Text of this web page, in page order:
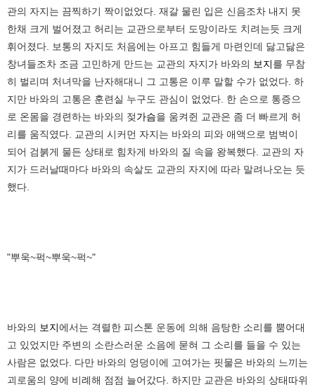
관의 자지는 끔찍하기 짝이없었다. 재갈 물린 입은 신음조차 내지 못
한채 크게 벌어졌고 허리는 교관으로부터 도망이라도 치려는듯 크게
휘어졌다. 보통의 자지도 처음에는 아프고 힘들게 마련인데 닳고닳은
창녀들조차 조금 고민하게 만드는 교관의 자지가 바와의 보지를 무참
히 벌리며 처녀막을 난자해대니 그 고통은 이루 말할 수가 없었다. 하
지만 바와의 고통은 훈련실 누구도 관심이 없었다. 한 손으로 통증으
로 온몸을 경련하는 바와의 젖가슴을 움켜쥔 교관은 좀 더 빠르게 허
리를 움직였다. 교관의 시커먼 자지는 바와의 피와 애액으로 범벅이
되어 검붉게 물든 상태로 힘차게 바와의 질 속을 왕복했다. 교관의 자
지가 드러날때마다 바와의 속살도 교관의 자지에 따라 말려나오는 듯
했다.
"뿌욱~퍽~뿌욱~퍽~"
바와의 보지에서는 격렬한 피스톤 운동에 의해 음탕한 소리를 뿜어대
고 있었지만 주변의 소란스러운 소음에 묻혀 그 소리를 들을 수 있는
사람은 없었다. 다만 바와의 엉덩이에 고여가는 핏물은 바와의 느끼는
괴로움의 양에 비례해 점점 늘어갔다. 하지만 교관은 바와의 상태따위